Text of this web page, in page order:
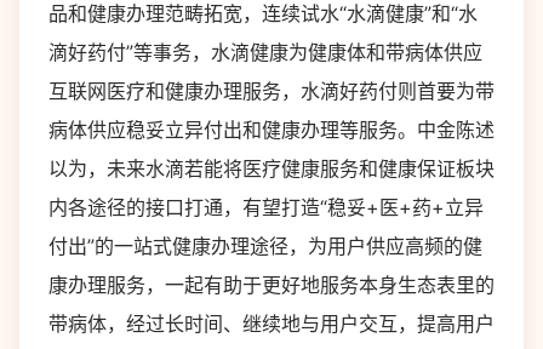
品和健康办理范畴拓宽，连续试水“水滴健康”和“水
滴好药付”等事务，水滴健康为健康体和带病体供应
互联网医疗和健康办理服务，水滴好药付则首要为带
病体供应稳妥立异付出和健康办理等服务。中金陈述
以为，未来水滴若能将医疗健康服务和健康保证板块
内各途径的接口打通，有望打造“稳妥+医+药+立异
付出”的一站式健康办理途径，为用户供应高频的健
康办理服务，一起有助于更好地服务本身生态表里的
带病体，经过长时间、继续地与用户交互，提高用户